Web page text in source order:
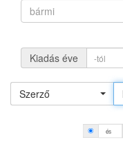
bármi
Kiadás éve
Szerző
és